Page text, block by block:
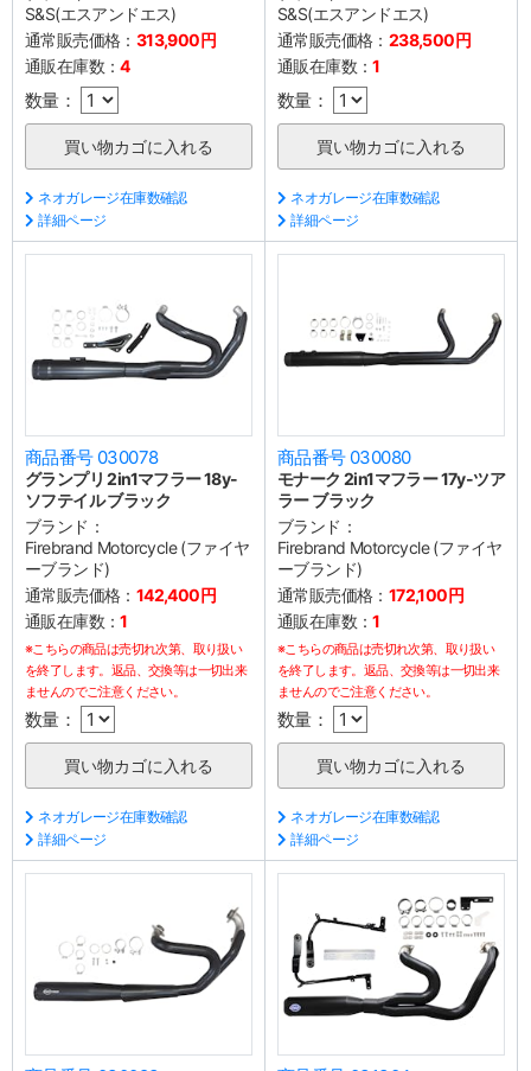
S&S(エスアンドエス)
通常販売価格： 313,900円
通販在庫数：4
数量：
ネオガレージ在庫数確認
詳細ページ
S&S(エスアンドエス)
通常販売価格： 238,500円
通販在庫数：1
数量：
ネオガレージ在庫数確認
詳細ページ
商品番号 030078
グランプリ 2in1マフラー 18y-
ソフテイル ブラック
ブランド：
Firebrand Motorcycle (ファイヤ
ーブランド)
通常販売価格： 142,400円
通販在庫数：1
※こちらの商品は売切れ次第、取り扱い
を終了します。返品、交換等は一切出来
ませんのでご注意ください。
数量：
ネオガレージ在庫数確認
詳細ページ
商品番号 030080
モナーク 2in1マフラー 17y-ツア
ラー ブラック
ブランド：
Firebrand Motorcycle (ファイヤ
ーブランド)
通常販売価格： 172,100円
通販在庫数：1
※こちらの商品は売切れ次第、取り扱い
を終了します。返品、交換等は一切出来
ませんのでご注意ください。
数量：
ネオガレージ在庫数確認
詳細ページ